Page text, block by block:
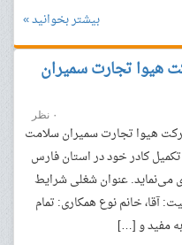
بیشتر بخوانید »
شرکت هیوا تجارت سمیران
۰ نظر
هیوا تجارت سمیران سلامت
کادر خود در استان‌ فارس
می‌نماید. عنوان شغلی شرایط
آقا، خانم نوع همکاری: تمام
مفید و […]